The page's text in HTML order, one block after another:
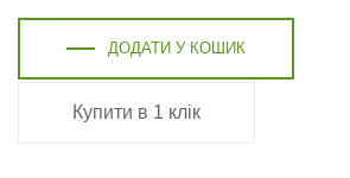
ДОДАТИ У КОШИК
Купити в 1 клік